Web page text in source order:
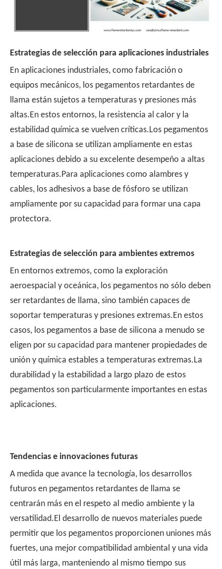
Estrategias de selección para aplicaciones industriales
En aplicaciones industriales, como fabricación o
equipos mecánicos, los pegamentos retardantes de
llama están sujetos a temperaturas y presiones más
altas.En estos entornos, la resistencia al calor y la
estabilidad química se vuelven críticas.Los pegamentos
a base de silicona se utilizan ampliamente en estas
aplicaciones debido a su excelente desempeño a altas
temperaturas.Para aplicaciones como alambres y
cables, los adhesivos a base de fósforo se utilizan
ampliamente por su capacidad para formar una capa
protectora.
Estrategias de selección para ambientes extremos
En entornos extremos, como la exploración
aeroespacial y oceánica, los pegamentos no sólo deben
ser retardantes de llama, sino también capaces de
soportar temperaturas y presiones extremas.En estos
casos, los pegamentos a base de silicona a menudo se
eligen por su capacidad para mantener propiedades de
unión y química estables a temperaturas extremas.La
durabilidad y la estabilidad a largo plazo de estos
pegamentos son particularmente importantes en estas
aplicaciones.
Tendencias e innovaciones futuras
A medida que avance la tecnología, los desarrollos
futuros en pegamentos retardantes de llama se
centrarán más en el respeto al medio ambiente y la
versatilidad.El desarrollo de nuevos materiales puede
permitir que los pegamentos proporcionen uniones más
fuertes, una mejor compatibilidad ambiental y una vida
útil más larga, manteniendo al mismo tiempo sus